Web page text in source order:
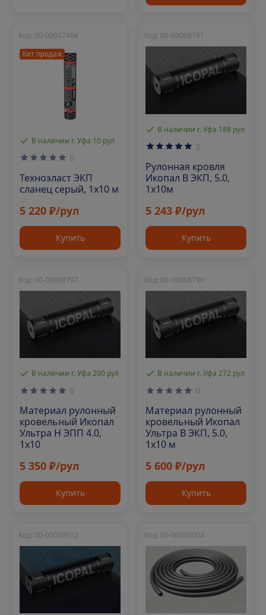
Хит продаж
В наличии г. Уфа 10 рул
Код: 00-00007466
0
Техноэласт ЭКП
сланец серый, 1х10 м
5 220 ₽/рул
Купить
В наличии г. Уфа 188 рул
Код: 00-00008791
3
Рулонная кровля
Икопал В ЭКП, 5.0,
1х10м
5 243 ₽/рул
Купить
В наличии г. Уфа 200 рул
Код: 00-00008797
0
Материал рулонный
кровельный Икопал
Ультра Н ЭПП 4.0,
1х10
5 350 ₽/рул
Купить
В наличии г. Уфа 272 рул
Код: 00-00008796
0
Материал рулонный
кровельный Икопал
Ультра В ЭКП, 5.0,
1х10 м
5 600 ₽/рул
Купить
Код: 00-00009512 Код: 00-00010004